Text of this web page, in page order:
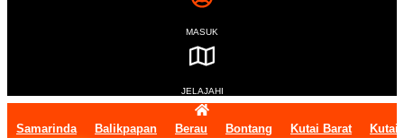
MASUK
JELAJAHI
Samarinda Balikpapan Berau Bontang Kutai Barat Kutai